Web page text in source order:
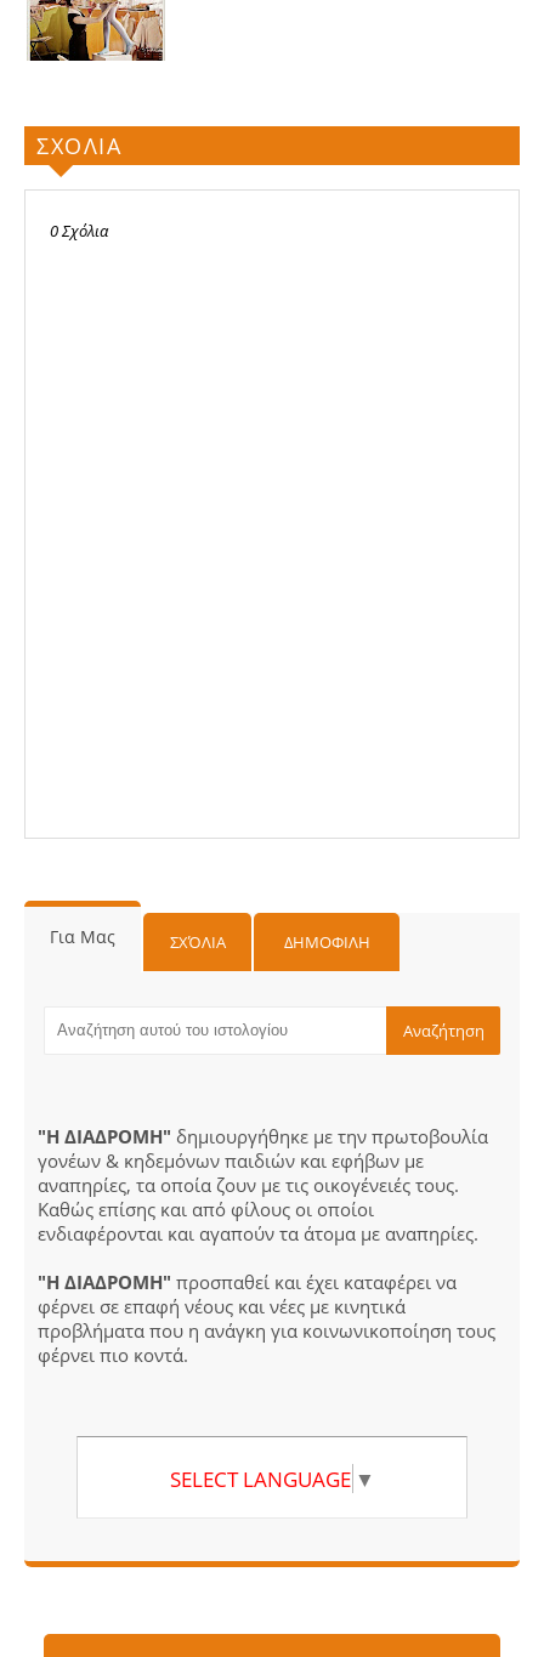
ΣΧΟΛΙΑ
0 Σχόλια
Για Μας ΣΧΌΛΙΑ ΔΗΜΟΦΙΛΗ
"Η ΔΙΑΔΡΟΜΗ" δημιουργήθηκε με την πρωτοβουλία
γονέων & κηδεμόνων παιδιών και εφήβων με
αναπηρίες, τα οποία ζουν με τις οικογένειές τους.
Καθώς επίσης και από φίλους οι οποίοι
ενδιαφέρονται και αγαπούν τα άτομα με αναπηρίες.
"Η ΔΙΑΔΡΟΜΗ" προσπαθεί και έχει καταφέρει να
φέρνει σε επαφή νέους και νέες με κινητικά
προβλήματα που η ανάγκη για κοινωνικοποίηση τους
φέρνει πιο κοντά.
SELECT LANGUAGE ▼